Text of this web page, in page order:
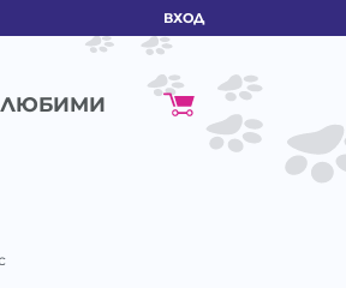
ВХОД
ЛЮБИМИ